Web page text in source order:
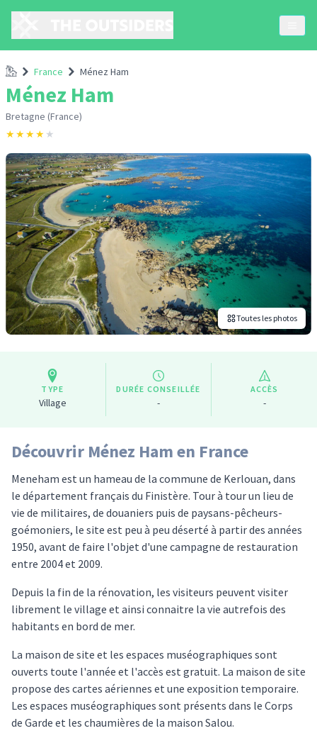
Accueil
France Ménez Ham
Ménez Ham
Bretagne (France)
★★★★ ★
Toutes les photos
TYPE
Village
DURÉE CONSEILLÉE
-
ACCÈS
-
Découvrir Ménez Ham en France
Meneham est un hameau de la commune de Kerlouan, dans
le département français du Finistère. Tour à tour un lieu de
vie de militaires, de douaniers puis de paysans-pêcheurs-
goémoniers, le site est peu à peu déserté à partir des années
1950, avant de faire l'objet d'une campagne de restauration
entre 2004 et 2009.
Depuis la fin de la rénovation, les visiteurs peuvent visiter
librement le village et ainsi connaitre la vie autrefois des
habitants en bord de mer.
La maison de site et les espaces muséographiques sont
ouverts toute l'année et l'accès est gratuit. La maison de site
propose des cartes aériennes et une exposition temporaire.
Les espaces muséographiques sont présents dans le Corps
de Garde et les chaumières de la maison Salou.